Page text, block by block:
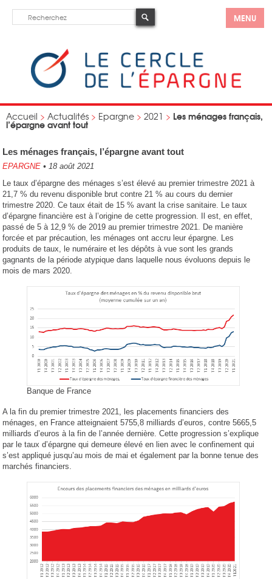
MENU
Accueil > Actualités > Epargne > 2021 > Les ménages français,
l’épargne avant tout
Les ménages français, l’épargne avant tout
EPARGNE • 18 août 2021
Le taux d’épargne des ménages s’est élevé au premier trimestre 2021 à
21,7 % du revenu disponible brut contre 21 % au cours du dernier
trimestre 2020. Ce taux était de 15 % avant la crise sanitaire. Le taux
d’épargne financière est à l’origine de cette progression. Il est, en effet,
passé de 5 à 12,9 % de 2019 au premier trimestre 2021. De manière
forcée et par précaution, les ménages ont accru leur épargne. Les
produits de taux, le numéraire et les dépôts à vue sont les grands
gagnants de la période atypique dans laquelle nous évoluons depuis le
mois de mars 2020.
Banque de France
A la fin du premier trimestre 2021, les placements financiers des
ménages, en France atteignaient 5755,8 milliards d’euros, contre 5665,5
milliards d’euros à la fin de l’année dernière. Cette progression s’explique
par le taux d’épargne qui demeure élevé en lien avec le confinement qui
s’est appliqué jusqu’au mois de mai et également par la bonne tenue des
marchés financiers.